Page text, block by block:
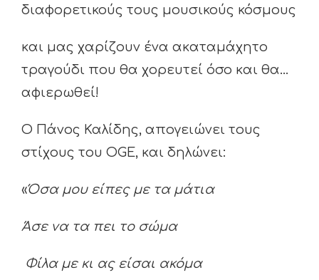
διαφορετικούς τους μουσικούς κόσμους
και μας χαρίζουν ένα ακαταμάχητο
τραγούδι που θα χορευτεί όσο και θα…
αφιερωθεί!
Ο Πάνος Καλίδης, απογειώνει τους
στίχους του OGE, και δηλώνει:
«Όσα μου είπες με τα μάτια
Άσε να τα πει το σώμα
Φίλα με κι ας είσαι ακόμα